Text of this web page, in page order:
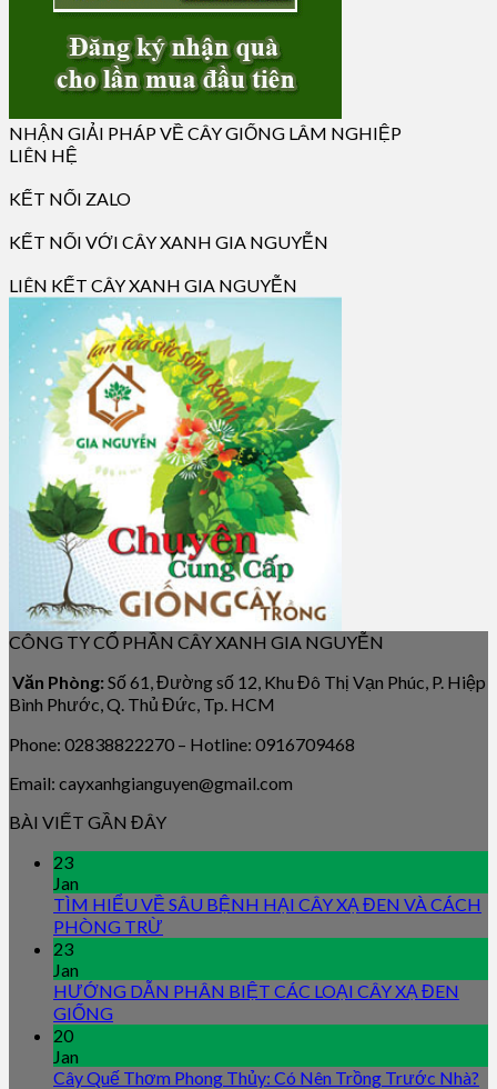
NHẬN GIẢI PHÁP VỀ CÂY GIỐNG LÂM NGHIỆP
LIÊN HỆ
KẾT NỐI ZALO
KẾT NỐI VỚI CÂY XANH GIA NGUYỄN
LIÊN KẾT CÂY XANH GIA NGUYỄN
CÔNG TY CỔ PHẦN CÂY XANH GIA NGUYỄN
Văn Phòng: Số 61, Đường số 12, Khu Đô Thị Vạn Phúc, P. Hiệp
Bình Phước, Q. Thủ Đức, Tp. HCM
Phone: 02838822270 – Hotline: 0916709468
Email: cayxanhgianguyen@gmail.com
BÀI VIẾT GẦN ĐÂY
23
Jan
TÌM HIỂU VỀ SÂU BỆNH HẠI CÂY XẠ ĐEN VÀ CÁCH
PHÒNG TRỪ
23
Jan
HƯỚNG DẪN PHÂN BIỆT CÁC LOẠI CÂY XẠ ĐEN
GIỐNG
20
Jan
Cây Quế Thơm Phong Thủy: Có Nên Trồng Trước Nhà?